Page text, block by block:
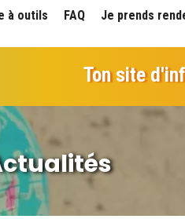
à outils FAQ Je prends
Ton site